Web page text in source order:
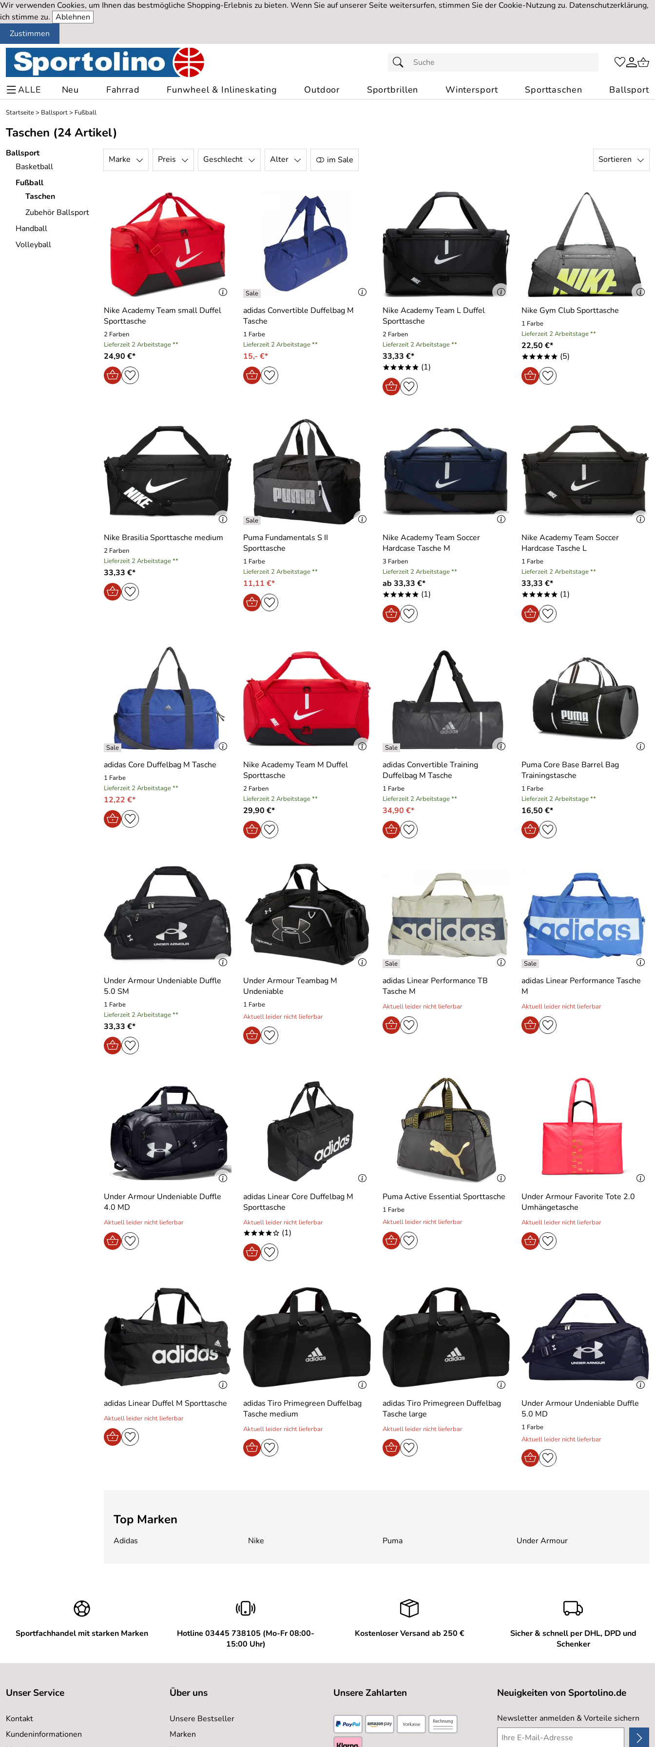
Wir verwenden Cookies, um Ihnen das bestmögliche Shopping-Erlebnis zu bieten. Wenn Sie auf unserer Seite weitersurfen, stimmen Sie der Cookie-Nutzung zu. Datenschutzerklärung,
ich stimme zu. Ablehnen
Zustimmen
ALLE Neu Fahrrad Funwheel & Inlineskating Outdoor Sportbrillen Wintersport Sporttaschen Ballsport
Startseite> Ballsport> Fußball
Taschen (24 Artikel)
Ballsport
Basketball
Fußball
Taschen
Zubehör Ballsport
Handball
Volleyball
Marke Preis Geschlecht Alter im Sale Sortieren
Nike Academy Team small Duffel
Sporttasche
2 Farben
Lieferzeit 2 Arbeitstage **
24,90 €*
adidas Convertible Duffelbag M
Tasche
1 Farbe
Lieferzeit 2 Arbeitstage **
15,- €*
Nike Academy Team L Duffel
Sporttasche
2 Farben
Lieferzeit 2 Arbeitstage **
33,33 €*
***** (1)
Nike Gym Club Sporttasche
1 Farbe
Lieferzeit 2 Arbeitstage **
22,50 €*
***** (5)
Nike Brasilia Sporttasche medium
2 Farben
Lieferzeit 2 Arbeitstage **
33,33 €*
Puma Fundamentals S II
Sporttasche
1 Farbe
Lieferzeit 2 Arbeitstage **
11,11 €*
Nike Academy Team Soccer
Hardcase Tasche M
3 Farben
Lieferzeit 2 Arbeitstage **
ab 33,33 €*
***** (1)
Nike Academy Team Soccer
Hardcase Tasche L
1 Farbe
Lieferzeit 2 Arbeitstage **
33,33 €*
***** (1)
adidas Core Duffelbag M Tasche
1 Farbe
Lieferzeit 2 Arbeitstage **
12,22 €*
Nike Academy Team M Duffel
Sporttasche
2 Farben
Lieferzeit 2 Arbeitstage **
29,90 €*
adidas Convertible Training
Duffelbag M Tasche
1 Farbe
Lieferzeit 2 Arbeitstage **
34,90 €*
Puma Core Base Barrel Bag
Trainingstasche
1 Farbe
Lieferzeit 2 Arbeitstage **
16,50 €*
Under Armour Undeniable Duffle
5.0 SM
1 Farbe
Lieferzeit 2 Arbeitstage **
33,33 €*
Under Armour Teambag M
Undeniable
1 Farbe
Aktuell leider nicht lieferbar
adidas Linear Performance TB
Tasche M
Aktuell leider nicht lieferbar
adidas Linear Performance Tasche
M
Aktuell leider nicht lieferbar
Under Armour Undeniable Duffle
4.0 MD
Aktuell leider nicht lieferbar
adidas Linear Core Duffelbag M
Sporttasche
Aktuell leider nicht lieferbar
****o (1)
Puma Active Essential Sporttasche
1 Farbe
Aktuell leider nicht lieferbar
Under Armour Favorite Tote 2.0
Umhängetasche
Aktuell leider nicht lieferbar
adidas Linear Duffel M Sporttasche
Aktuell leider nicht lieferbar
adidas Tiro Primegreen Duffelbag
Tasche medium
Aktuell leider nicht lieferbar
adidas Tiro Primegreen Duffelbag
Tasche large
Aktuell leider nicht lieferbar
Under Armour Undeniable Duffle
5.0 MD
1 Farbe
Aktuell leider nicht lieferbar
Top Marken
Adidas Nike Puma Under Armour
Sportfachhandel mit starken Marken
Hotline 03445 738105 (Mo-Fr 08:00-
15:00 Uhr)
Kostenloser Versand ab 250 €
Sicher & schnell per DHL, DPD und
Schenker
Unser Service
Kontakt
Kundeninformationen
Über uns
Unsere Bestseller
Marken
Unsere Zahlarten Neuigkeiten von Sportolino.de
Newsletter anmelden & Vorteile sichern